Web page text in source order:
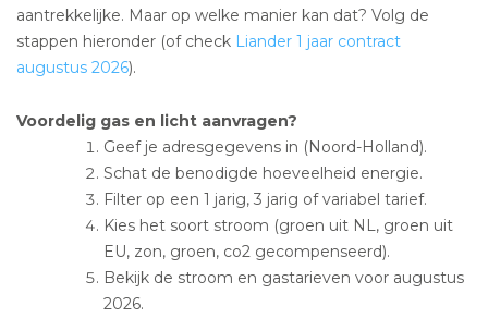
aantrekkelijke. Maar op welke manier kan dat? Volg de
stappen hieronder (of check Liander 1 jaar contract
augustus 2026).
Voordelig gas en licht aanvragen?
Geef je adresgegevens in (Noord-Holland).
Schat de benodigde hoeveelheid energie.
Filter op een 1 jarig, 3 jarig of variabel tarief.
Kies het soort stroom (groen uit NL, groen uit
EU, zon, groen, co2 gecompenseerd).
Bekijk de stroom en gastarieven voor augustus
2026.